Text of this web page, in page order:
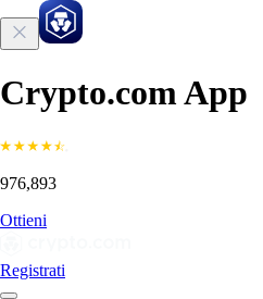
Crypto.com App
976,893
Ottieni
Registrati